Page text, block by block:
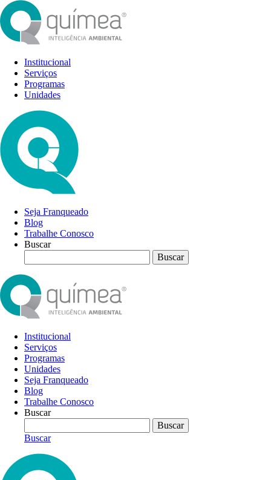
Institucional
Serviços
Programas
Unidades
Seja Franqueado
Blog
Trabalhe Conosco
Buscar
Institucional
Serviços
Programas
Unidades
Seja Franqueado
Blog
Trabalhe Conosco
Buscar
Buscar